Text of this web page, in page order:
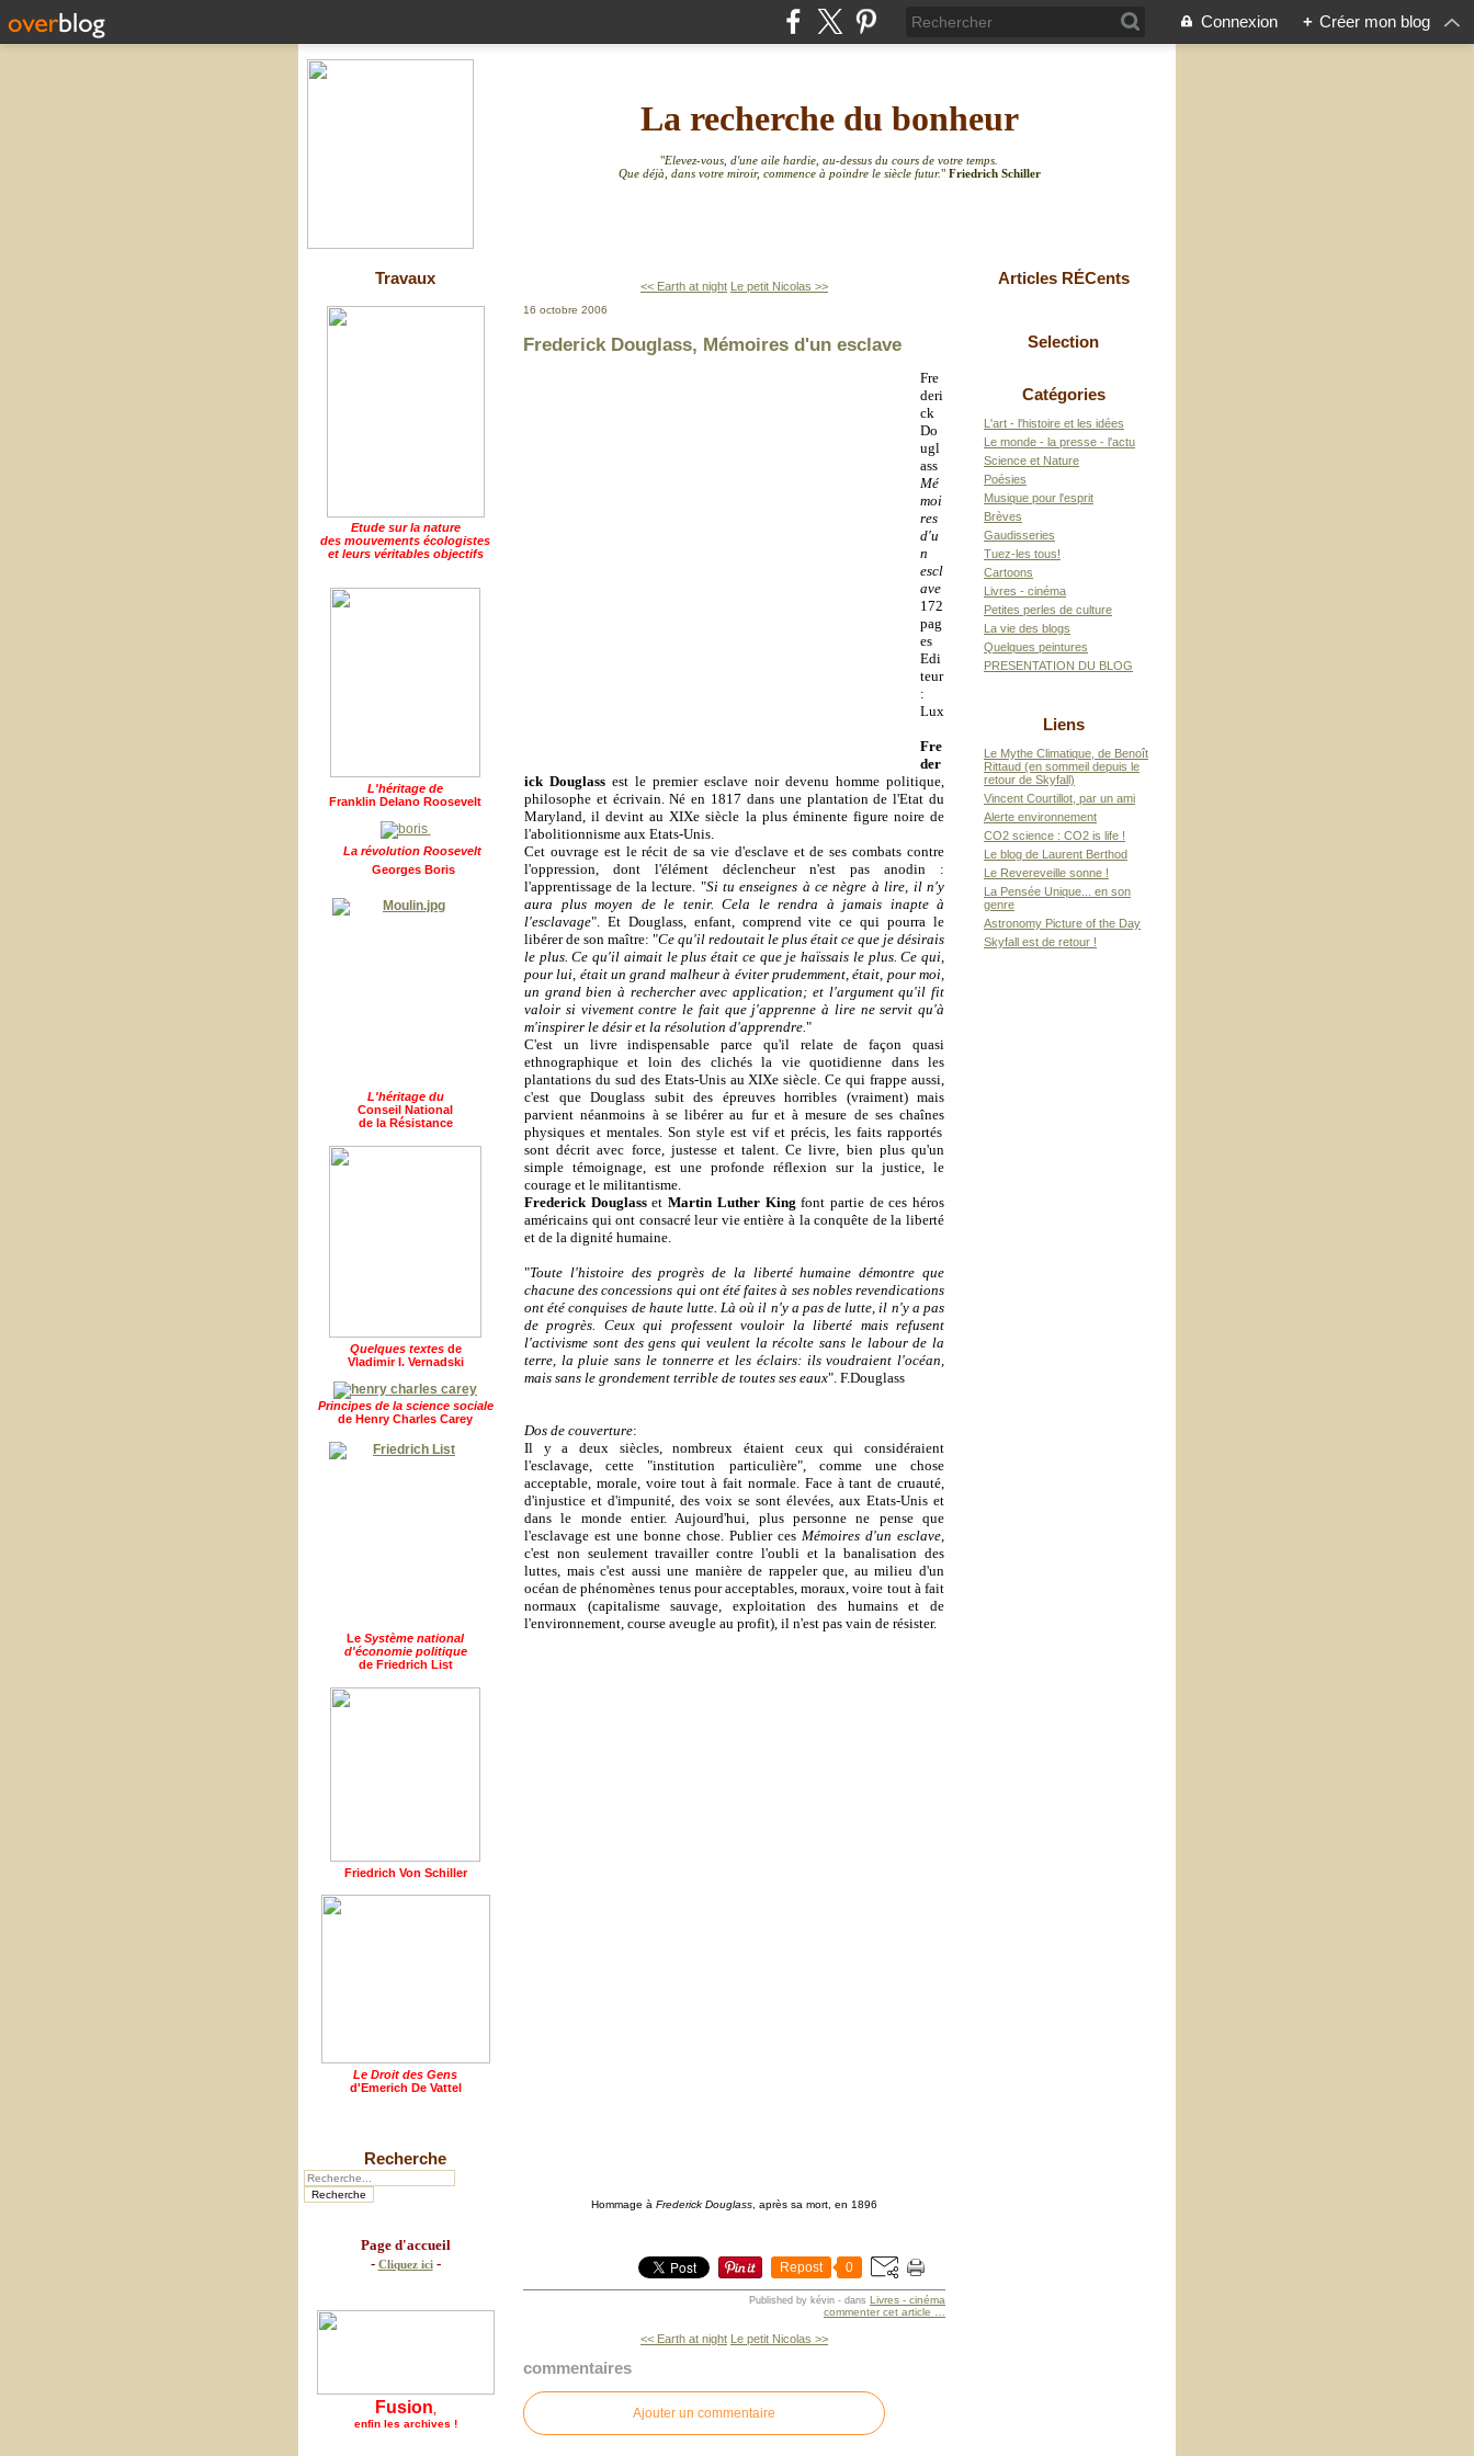
Connexion + Créer mon blog
La recherche du bonheur
"Elevez-vous, d'une aile hardie, au-dessus du cours de votre temps.
Que déjà, dans votre miroir, commence à poindre le siècle futur." Friedrich Schiller
Travaux
Etude sur la nature
des mouvements écologistes
et leurs véritables objectifs
L'héritage de
Franklin Delano Roosevelt
La révolution Roosevelt
Georges Boris
L'héritage du
Conseil National
de la Résistance
Quelques textes de
Vladimir I. Vernadski
Principes de la science sociale
de Henry Charles Carey
Le Système national
d'économie politique
de Friedrich List
Friedrich Von Schiller
Le Droit des Gens
d'Emerich De Vattel
Recherche
Page d'accueil
- Cliquez ici-
Fusion
enfin les archives !
<< Earth at night Le petit Nicolas >>
16 octobre 2006
Frederick Douglass, Mémoires d'un esclave
Fre
deri
ck
Do
ugl
ass
Mé
moi
res
d'u
n
escl
ave
172
pag
es
Edi
teur
:
Lux
Fre
der
ick Douglass est le premier esclave noir devenu homme politique,
philosophe et écrivain. Né en 1817 dans une plantation de l'Etat du
Maryland, il devint au XIXe siècle la plus éminente figure noire de
l'abolitionnisme aux Etats-Unis.
Cet ouvrage est le récit de sa vie d'esclave et de ses combats contre
l'oppression, dont l'élément déclencheur n'est pas anodin :
l'apprentissage de la lecture. "Si tu enseignes à ce nègre à lire, il n'y
aura plus moyen de le tenir. Cela le rendra à jamais inapte à
l'esclavage". Et Douglass, enfant, comprend vite ce qui pourra le
libérer de son maître: "Ce qu'il redoutait le plus était ce que je désirais
le plus. Ce qu'il aimait le plus était ce que je haïssais le plus. Ce qui,
pour lui, était un grand malheur à éviter prudemment, était, pour moi,
un grand bien à rechercher avec application; et l'argument qu'il fit
valoir si vivement contre le fait que j'apprenne à lire ne servit qu'à
m'inspirer le désir et la résolution d'apprendre. "
C'est un livre indispensable parce qu'il relate de façon quasi
ethnographique et loin des clichés la vie quotidienne dans les
plantations du sud des Etats-Unis au XIXe siècle. Ce qui frappe aussi,
c'est que Douglass subit des épreuves horribles (vraiment) mais
parvient néanmoins à se libérer au fur et à mesure de ses chaînes
physiques et mentales Son style est vif et précis, les faits rapportés
sont décrit avec force, justesse et talent. Ce livre, bien plus qu'un
simple témoignage, est une profonde réflexion sur la justice, le
courage et le militantisme.
Frederick DouglassetMartin Luther King font partie de ces héros
américains qui ont consacré leur vie entière à la conquête de la liberté
et de la dignité humaine.
"Toute l'histoire des progrès de la liberté humaine démontre que
chacune des concessions qui ont été faites à ses nobles revendications
ont été conquises de haute lutte. Là où il n'y a pas de lutte, il n'y a pas
de progrès. Ceux qui professent vouloir la liberté mais refusent
l'activisme sont des gens qui veulent la récolte sans le labour de la
terre, la pluie sans le tonnerre et les éclairs: ils voudraient l'océan,
mais sans le grondement terrible de toutes ses eaux". F.Douglass
Dos de couverture:
Il y a deux siècles, nombreux étaient ceux qui considéraient
l'esclavage, cette "institution particulière", comme une chose
acceptable, morale, voire tout à fait normale. Face à tant de cruauté,
d'injustice et d'impunité, des voix se sont élevées, aux Etats-Unis et
dans le monde entier. Aujourd'hui, plus personne ne pense que
l'esclavage est une bonne chose. Publier ces Mémoires d'un esclave
c'est non seulement travailler contre l'oubli et la banalisation des
luttes, mais c'est aussi une manière de rappeler que, au milieu d'un
océan de phénomènes tenus pour acceptables, moraux, voire tout à fait
normaux (capitalisme sauvage, exploitation des humains et de
l'environnement, course aveugle au profit), il n'est pas vain de résister.
Hommage à Frederick Douglass , après sa mort, en 1896
Repost 0
Published by kévin - dans Livres - cinéma
commenter cet article
<< Earth at night Le petit Nicolas >>
commentaires
Ajouter un commentaire
Articles RÉCents
Selection
Catégories
L'art - l'histoire et les idées
Le monde - la presse - l'actu
Science et Nature
Poésies
Musique pour l'esprit
Brèves
Gaudisseries
Tuez-les tous!
Cartoons
Livres - cinéma
Petites perles de culture
La vie des blogs
Quelques peintures
PRESENTATION DU BLOG
Liens
Le Mythe Climatique, de Benoît
Rittaud (en sommeil depuis le
retour de Skyfall)
Vincent Courtillot, par un ami
Alerte environnement
CO2 science : CO2 is life !
Le blog de Laurent Berthod
Le Revereveille sonne !
La Pensée Unique... en son
genre
Astronomy Picture of the Day
Skyfall est de retour !